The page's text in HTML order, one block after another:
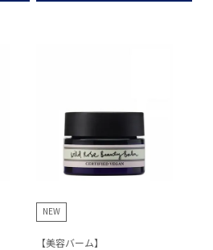
NEW
【美容バーム】